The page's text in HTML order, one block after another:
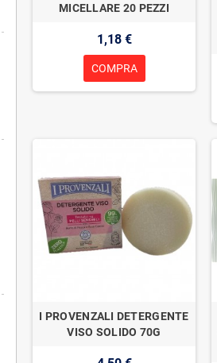
MICELLARE 20 PEZZI
1,18 €
COMPRA
I PROVENZALI DETERGENTE
VISO SOLIDO 70G